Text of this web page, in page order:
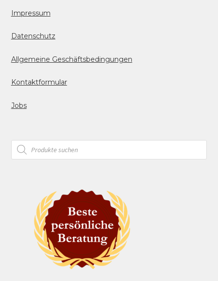
Impressum
Datenschutz
Allgemeine Geschäftsbedingungen
Kontaktformular
Jobs
Products
search